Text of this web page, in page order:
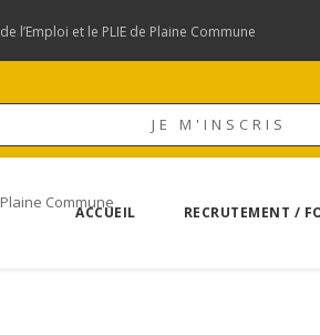
l’Emploi et le PLIE de Plaine Commune
JE M'INSCRIS
ACCUEIL RECRUTEMENT /